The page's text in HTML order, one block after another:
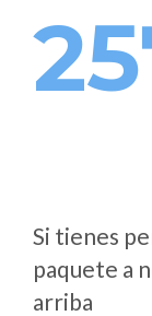
Si tienes
paquete a
arriba